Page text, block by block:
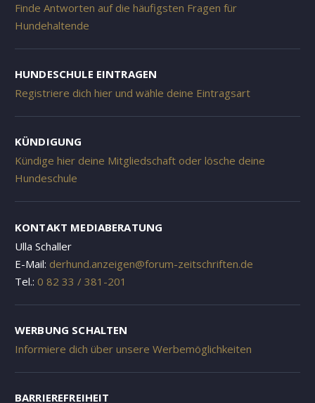
Finde Antworten auf die häufigsten Fragen für
Hundehaltende
HUNDESCHULE EINTRAGEN
Registriere dich hier und wähle deine Eintragsart
KÜNDIGUNG
Kündige hier deine Mitgliedschaft oder lösche deine
Hundeschule
KONTAKT MEDIABERATUNG
Ulla Schaller
E-Mail: derhund.anzeigen@forum-zeitschriften.de
Tel.: 0 82 33 / 381-201
WERBUNG SCHALTEN
Informiere dich über unsere Werbemöglichkeiten
BARRIEREFREIHEIT